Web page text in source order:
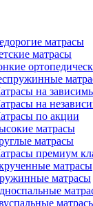
матрасы
матрасы
на
на
по акции
матрасы
матрасы
премиум
матрасы
матрасы